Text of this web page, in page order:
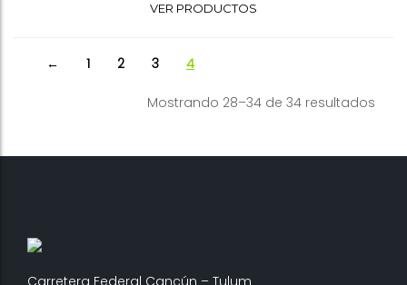
VER PRODUCTOS
← 1 2 3 4
Mostrando 28–34 de 34 resultados